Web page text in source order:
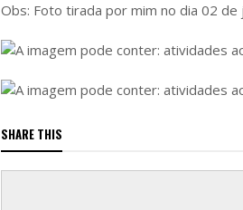
Obs: Foto tirada por mim no dia 02 de
SHARE THIS